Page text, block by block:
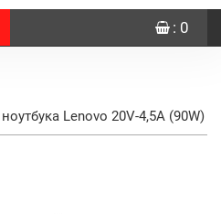
: 0
Lenovo 20V-4,5A (90W)